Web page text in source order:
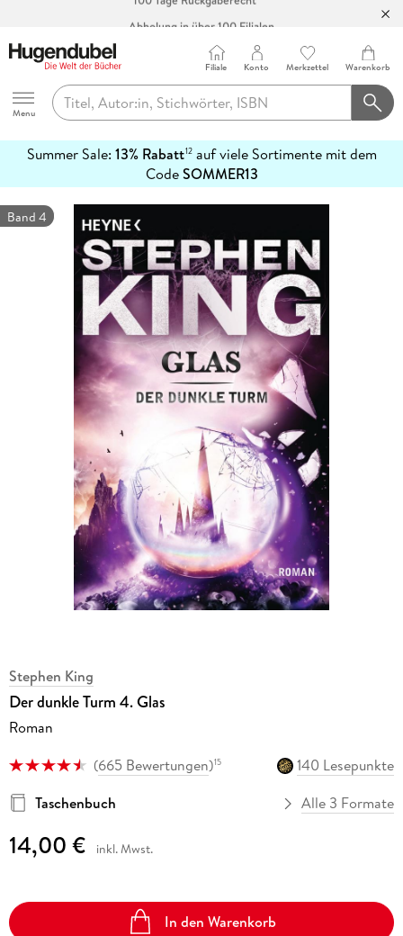
Abholung in über 100 Filialen
Hugendubel
Menu
Filiale Konto Merkzettel Warenkorb
Summer Sale: 13% Rabatt12auf viele Sortimente mit dem
CodeSOMMER13
erfahren
Band 4
Stephen King
Der dunkle Turm 4. Glas
Roman
(665 Bewertungen)15
140 Lesepunkte
Taschenbuch
Alle 3 Formate
14,00 € inkl. Mwst.
In den Warenkorb